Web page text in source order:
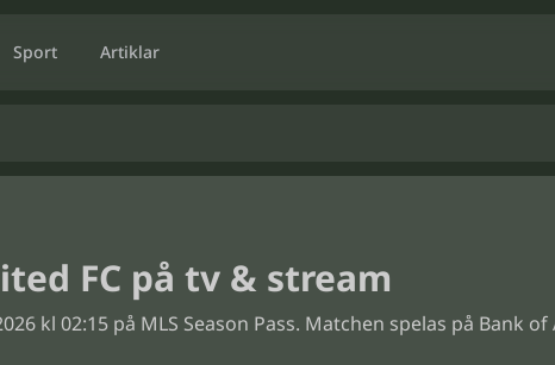
Sport Artiklar
FC på tv & stream
kl 02:15 på MLS Season Pass. Matchen spelas på Bank